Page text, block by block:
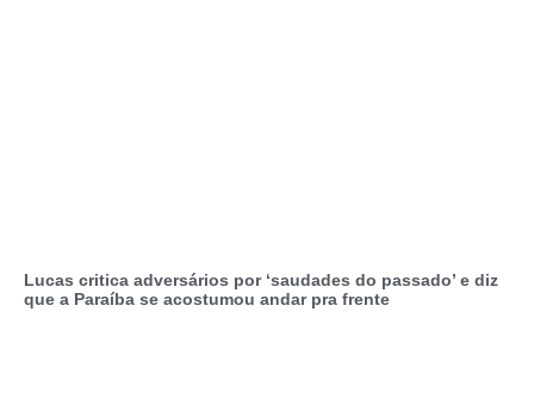
Lucas critica adversários por ‘saudades do passado’ e diz
que a Paraíba se acostumou andar pra frente